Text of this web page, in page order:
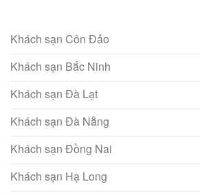
Khách sạn Côn Đảo
Khách sạn Bắc Ninh
Khách sạn Đà Lạt
Khách sạn Đà Nẵng
Khách sạn Đồng Nai
Khách sạn Hạ Long